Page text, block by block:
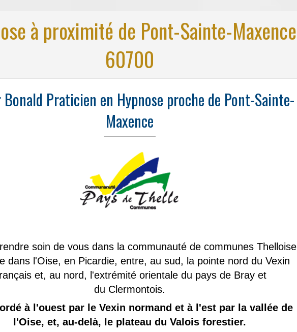
à proximité de Pont-Sainte-Maxence
60700
Praticien en Hypnose proche de Pont-Sainte-
Maxence
soin de vous dans la communauté de communes Thelloise
dans l'Oise, en Picardie, entre, au sud, la pointe nord du Vexin
et, au nord, l'extrémité orientale du pays de Bray et
du Clermontois.
à l'ouest par le Vexin normand et à l'est par la vallée de
l'Oise, et, au-delà, le plateau du Valois forestier.